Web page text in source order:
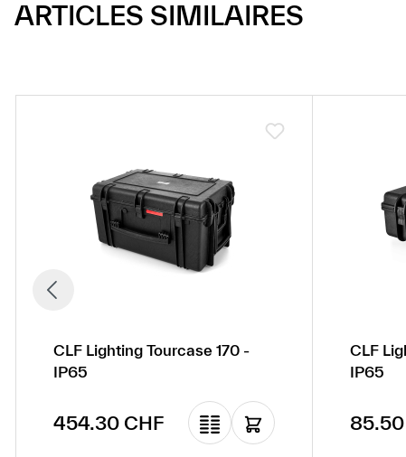
ARTICLES SIMILAIRES
CLF Lighting Tourcase 170 -
IP65
Prix régulier :
454.30 CHF
CLF
IP65
Prix
85.50